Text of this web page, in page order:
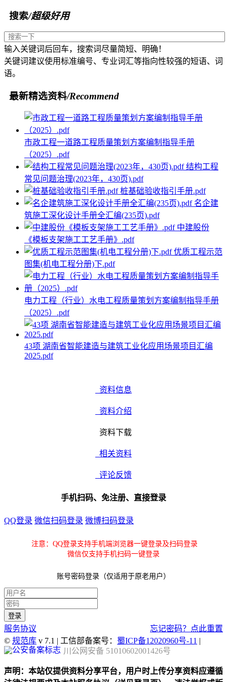
搜索/超级好用
输入关键词后回车，搜索词尽量简短、明确！
关键词建议使用标准编号、专业词汇等指向性较强的短语、词
语。
最新精选资料/Recommend
市政工程一道路工程质量策划方案编制指导手册
（2025）.pdf
结构工程
常见问题治理(2023年，430页).pdf
桩基础验收指引手册.pdf
名企建
筑施工深化设计手册全汇编(235页).pdf
中建股份
《模板支架施工工艺手册》.pdf
优质工程示范
图集(机电工程分册)下.pdf
电力工程（行业）水电工程质量策划方案编制指导手册
（2025）.pdf
43项 湖南省智能建造与建筑工业化应用场景项目汇编
2025.pdf
资料信息
资料介绍
资料下载
相关资料
评论反馈
手机扫码、免注册、直接登录
QQ登录 微信扫码登录 微博扫码登录
注意：QQ登录支持手机端浏览器一键登录及扫码登录
微信仅支持手机扫码一键登录
账号密码登录（仅适用于原老用户）
服务协议
忘记密码？点此重置
© 规范库 v 7.1 | 工信部备案号： 蜀ICP备12020960号-11 |
川公网安备 51010602001426号
声明：本站仅提供资料分享平台，用户时上传分享资料应遵循